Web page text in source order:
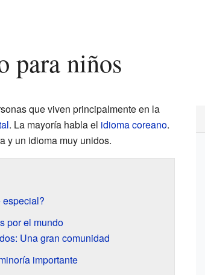
para niños
que viven principalmente en la
. La mayoría habla el idioma coreano.
y un idioma muy unidos.
especial?
por el mundo
Una gran comunidad
importante